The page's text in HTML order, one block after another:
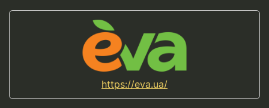
https://eva.ua/